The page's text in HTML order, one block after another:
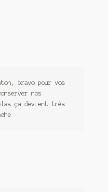
bravo pour vos
nos
ça devient très